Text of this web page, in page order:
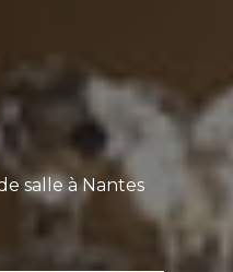
salle à Nantes